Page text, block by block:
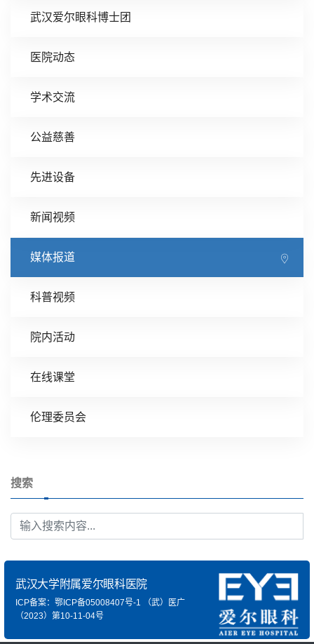
武汉爱尔眼科博士团
医院动态
学术交流
公益慈善
先进设备
新闻视频
媒体报道
科普视频
院内活动
在线课堂
伦理委员会
搜索
武汉大学附属爱尔眼科医院
ICP备案：鄂ICP备05008407号-1 （武）医广
（2023）第10-11-04号